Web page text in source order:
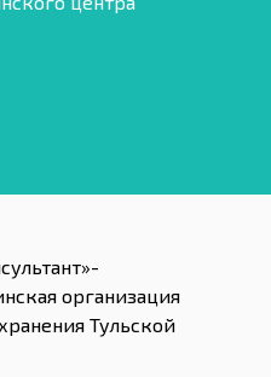
организация
Тульской